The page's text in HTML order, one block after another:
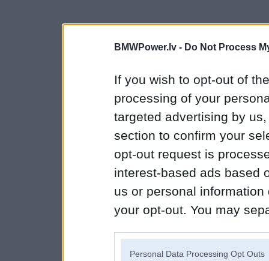
BMWPower.lv - Do Not Process
If you wish to opt-out of
processing of your
targeted advertising by
section to confirm your
opt-out request is
interest-based ads based
us or personal
your opt-out. You may
Personal Data Processing Opt Outs